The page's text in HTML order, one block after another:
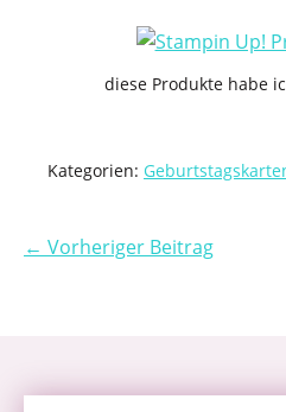
diese Produkte habe
Kategorien:
← Vorheriger Beitrag